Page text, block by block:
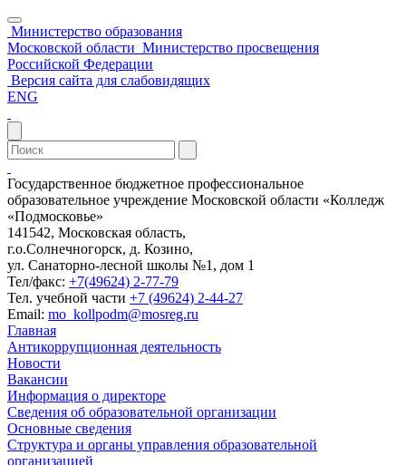
Министерство образования
Московской области Министерство просвещения
Российской Федерации
Версия сайта для слабовидящих
ENG
Государственное бюджетное профессиональное
образовательное учреждение Московской области «Колледж
«Подмосковье»
141542, Московская область,
г.о.Солнечногорск, д. Козино,
ул. Санаторно-лесной школы №1, дом 1
Тел/факс: +7(49624) 2-77-79
Тел. учебной части +7 (49624) 2-44-27
Email: mo_kollpodm@mosreg.ru
Главная
Антикоррупционная деятельность
Новости
Вакансии
Информация о директоре
Сведения об образовательной организации
Основные сведения
Структура и органы управления образовательной
организацией